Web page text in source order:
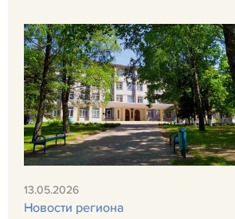
13.05.2026
Новости региона